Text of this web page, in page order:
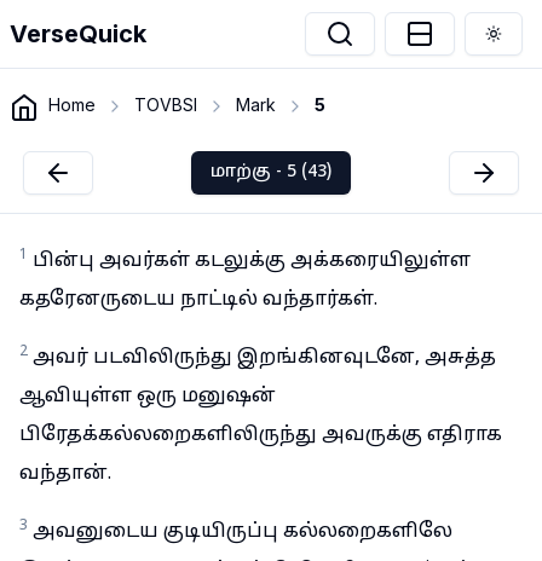
VerseQuick
Home TOVBSI Mark 5
மாற்கு - 5 (43)
1 பின்பு அவர்கள் கடலுக்கு அக்கரையிலுள்ள
கதரேனருடைய நாட்டில் வந்தார்கள்.
2 அவர் படவிலிருந்து இறங்கினவுடனே, அசுத்த
ஆவியுள்ள ஒரு மனுஷன்
பிரேதக்கல்லறைகளிலிருந்து அவருக்கு எதிராக
வந்தான்.
3 அவனுடைய குடியிருப்பு கல்லறைகளிலே